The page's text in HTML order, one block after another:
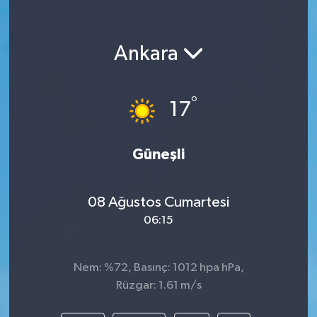
Ankara
17°
Güneşli
08 Ağustos Cumartesi
06:15
Nem: %72, Basınç: 1012 hpa hPa,
Rüzgar: 1.61 m/s